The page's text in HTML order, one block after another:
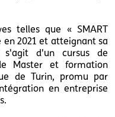
telles que « SMART
en 2021 et atteignant sa
d'un cursus de
Master et formation
de Turin, promu par
en entreprise